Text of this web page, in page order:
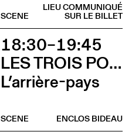
LIEU COMMUNIQUÉ
SUR LE BILLET
SCENE
18:30–19:45
LES TROIS POINTS DE SUSPENSION & 3615 DAKOTA
L’arrière-pays
ENCLOS BIDEAU
SCENE